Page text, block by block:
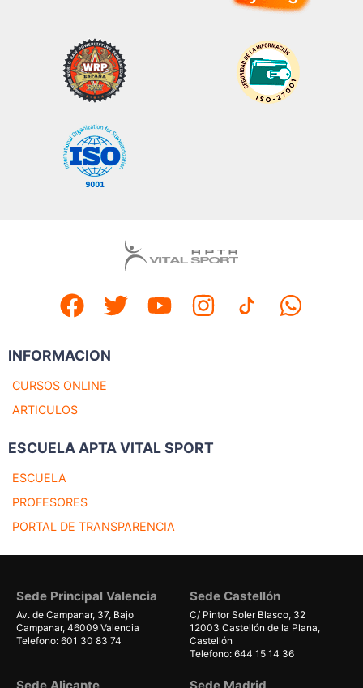
INFORMACION
CURSOS ONLINE
ARTICULOS
ESCUELA APTA VITAL SPORT
ESCUELA
PROFESORES
PORTAL DE TRANSPARENCIA
Sede Principal Valencia
Av. de Campanar, 37, Bajo
Campanar, 46009 Valencia
Telefono: 601 30 83 74
Sede Castellón
C/ Pintor Soler Blasco, 32
12003 Castellón de la Plana,
Castellón
Telefono: 644 15 14 36